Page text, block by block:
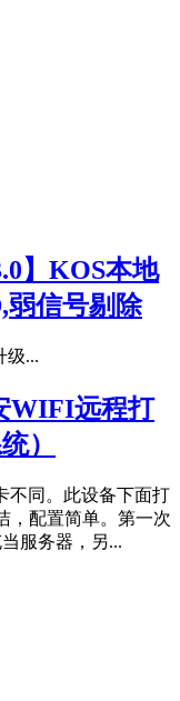
】KOS本地
弱信号剔除
级...
WIFI远程打
）
不同。此设备下面打
，配置简单。第一次
服务器，另...